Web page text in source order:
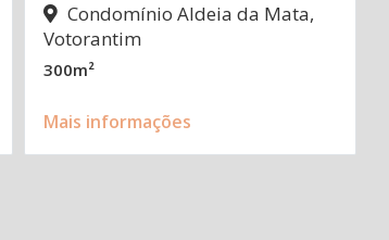
Condomínio Aldeia da Mata,
Votorantim
300m²
Mais informações